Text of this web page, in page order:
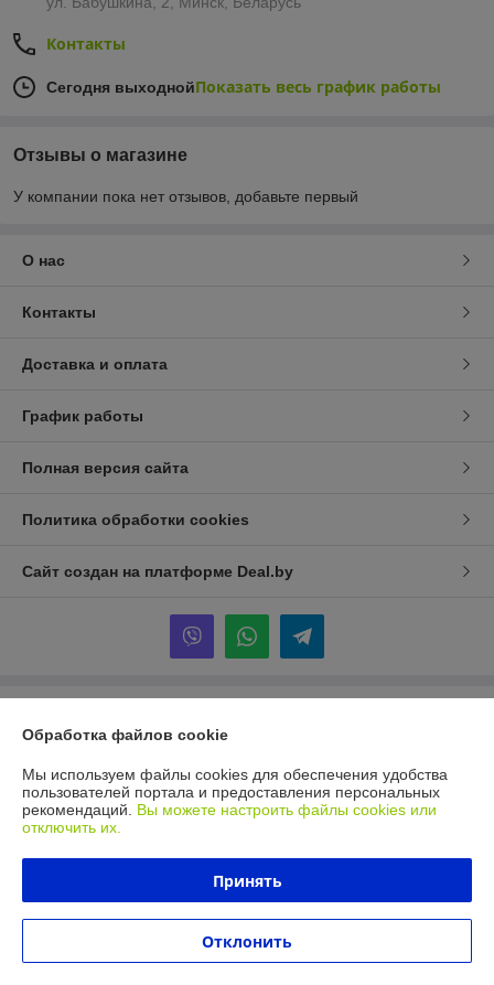
Контакты
Сегодня выходнойПоказать весь график работы
Отзывы о магазине
У компании пока нет отзывов, добавьте первый
О нас
Контакты
Доставка и оплата
График работы
Полная версия сайта
Политика обработки cookies
Сайт создан на платформе Deal.by
"Хаммерсмит"
ул. Маяковского, д.111, пом.413, г. Минск, 220028
Регистрационный номер ЕГР: 192239110
УНП: 192239110
Регистрационный орган: Минский горисполком
Дата регистрации компании: 19.03.2014
Ссылка на свидетельство/лицензию
Обработка файлов cookie
Мы используем файлы cookies для обеспечения удобства
пользователей портала и предоставления персональных
рекомендаций. Вы можете настроить файлы cookies или
отключить их.
Принять
Отклонить